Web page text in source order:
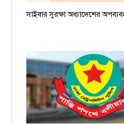
সাইবার সুরক্ষা অধ্যাদেশের